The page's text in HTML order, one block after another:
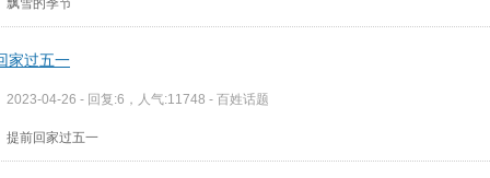
飘雪的季节
家过五一
2023-04-26 - 回复:6，人气:11748 - 百姓话题
提前回家过五一